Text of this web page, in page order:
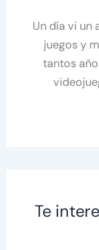
Un día vi un
juegos y
tantos
Te